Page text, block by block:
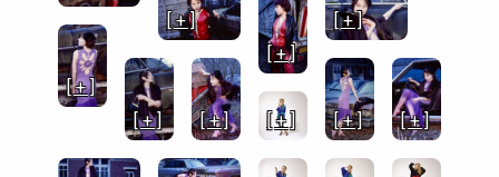
[ + ]
[ + ]
[ + ]
[ + ]
[ + ]
[ + ] [ + ] [ + ]
[ + ]